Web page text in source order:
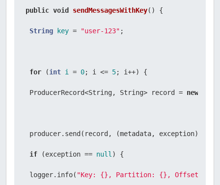
public void sendMessagesWithKey() {
String key = "user-123" ;
for (int i = 0; i <= 5; i++) {
ProducerRecord<String, String> record = new
producer.send(record, (metadata, exception) -> {
if (exception == null ) {
logger.info( "Key: {}, Partition: {}, Offset: {}"